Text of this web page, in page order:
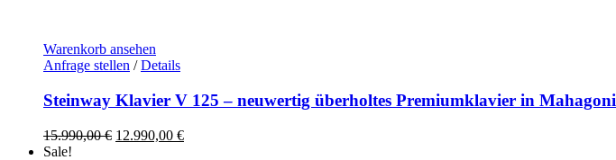
Warenkorb ansehen
Anfrage stellen / Details
Steinway Klavier V 125 – neuwertig überholtes Premiumklavier in Mahagoni
15.990,00€ Ursprünglicher
12.990,00 €Aktueller
Sale!